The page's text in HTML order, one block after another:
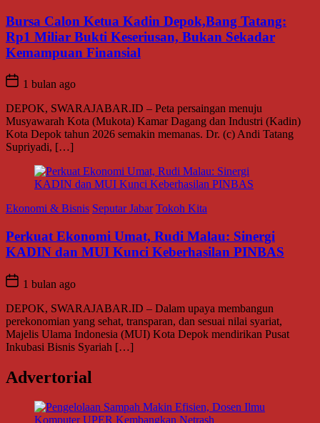
Bursa Calon Ketua Kadin Depok,Bang Tatang:
Rp1 Miliar Bukti Keseriusan, Bukan Sekadar
Kemampuan Finansial
1 bulan ago
DEPOK, SWARAJABAR.ID – Peta persaingan menuju
Musyawarah Kota (Mukota) Kamar Dagang dan Industri (Kadin)
Kota Depok tahun 2026 semakin memanas. Dr. (c) Andi Tatang
Supriyadi, […]
Ekonomi & Bisnis Seputar Jabar Tokoh Kita
Perkuat Ekonomi Umat, Rudi Malau: Sinergi
KADIN dan MUI Kunci Keberhasilan PINBAS
1 bulan ago
DEPOK, SWARAJABAR.ID – Dalam upaya membangun
perekonomian yang sehat, transparan, dan sesuai nilai syariat,
Majelis Ulama Indonesia (MUI) Kota Depok mendirikan Pusat
Inkubasi Bisnis Syariah […]
Advertorial